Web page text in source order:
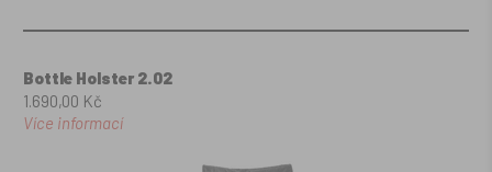
Bottle Holster 2.02
1.690,00 Kč
Více informací